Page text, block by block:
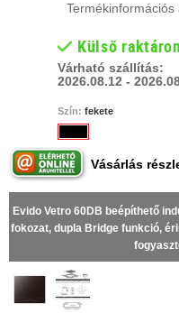
Termékinformációs
Külső raktáron
Várható szállítás:
2026.08.12 -
Szín: fekete
Vásárlás
Evido Vetro 60DB beépíthető
fokozat, dupla Bridge funkció,